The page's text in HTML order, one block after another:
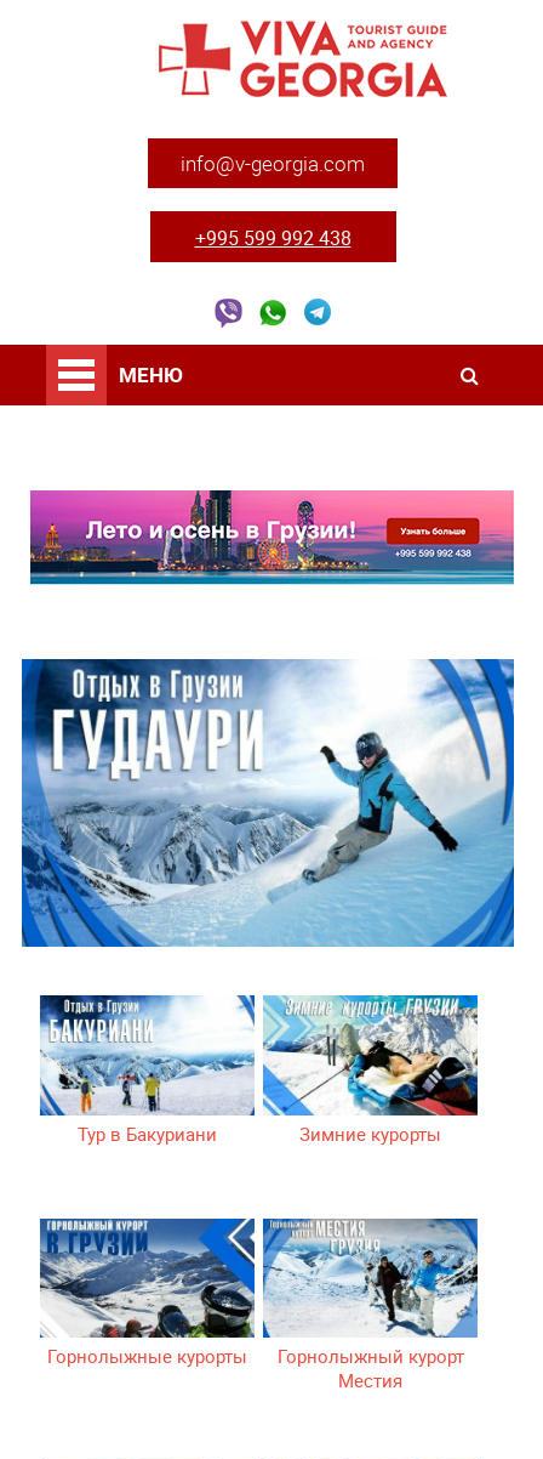
info@v-georgia.com
+995 599 992 438
МЕНЮ
Тур в Бакуриани Зимние курорты
Горнолыжные курорты
Горнолыжный курорт
Местия